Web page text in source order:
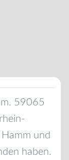
. 59065
Hamm und
haben.